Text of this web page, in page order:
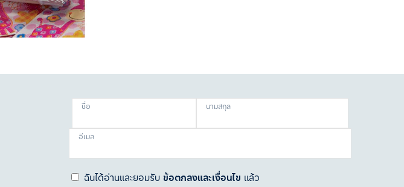
ชื่อ นามสกุล
อีเมล
ฉันได้อ่านและยอมรับ ข้อตกลงและเงื่อนไข แล้ว